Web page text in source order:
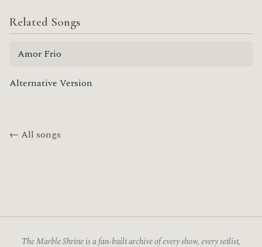
Related Songs
Amor Frio
Alternative Version
← All songs
The Marble Shrine is a fan-built archive of every show, every setlist,